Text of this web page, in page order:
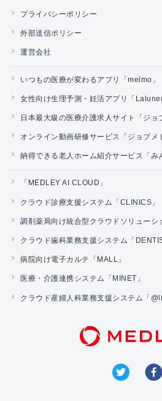
プライバシーポリシー
外部送信ポリシー
運営会社
いつもの医療が変わるアプリ「melmo」
女性向け生理予測・妊活アプリ「Lalune(
日本最大級の医療介護求人サイト「ジョ
オンライン動画研修サービス「ジョブメ
納得できる老人ホーム紹介サービス「み
「MEDLEY AI CLOUD」
クラウド診療支援システム「CLINICS」
調剤薬局向け統合型クラウドソリューシ
クラウド歯科業務支援システム「DENTIS
病院向け電子カルテ「MALL」
医療・介護連携システム「MINET」
クラウド産婦人科業務支援システム「